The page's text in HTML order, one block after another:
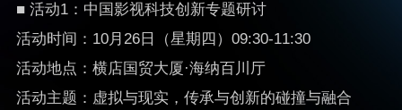
■ 活动1：中国影视科技创新专题研讨
活动时间：10月26日（星期四）09:30-11:30
活动地点：横店国贸大厦·海纳百川厅
活动主题：虚拟与现实，传承与创新的碰撞与融合